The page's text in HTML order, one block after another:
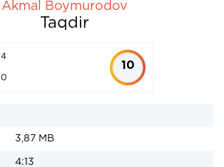
Akmal Boymurodov
Taqdir
4
0
10
3,87 MB
4:13